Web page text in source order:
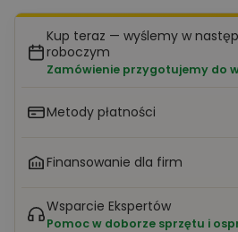
Kup teraz — wyślemy w
roboczym
Zamówienie przygotujemy do
Metody płatności
Finansowanie dla firm
Wsparcie Ekspertów
Pomoc w doborze sprzętu i